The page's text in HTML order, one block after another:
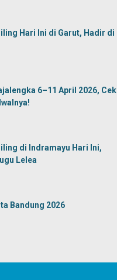
Hari Ini di Garut, Hadir di
6–11 April 2026, Cek
di Indramayu Hari Ini,
Lelea
Bandung 2026